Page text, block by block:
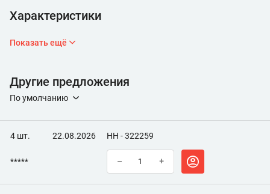
Характеристики
Показать ещё
Другие предложения
По умолчанию
4 шт. 22.08.2026 НН - 322259
***** – +